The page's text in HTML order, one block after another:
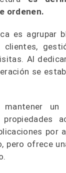
ordenen.
es agrupar
clientes,
Al
se
propiedades
por
pero ofrece